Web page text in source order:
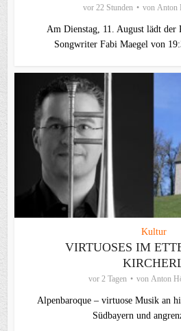
vor 22 Stunden von Anton
Am Dienstag, 11. August lädt der
Songwriter Fabi Maegel von
Kultur
VIRTUOSES IM
vor 2 Tagen von Anton
Alpenbaroque – virtuose Musik an
Südbayern und